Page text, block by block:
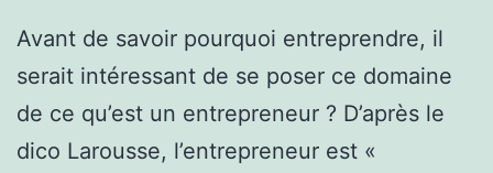
Avant de savoir pourquoi entreprendre, il
serait intéressant de se poser ce domaine
de ce qu’est un entrepreneur ? D’après le
dico Larousse, l’entrepreneur est «